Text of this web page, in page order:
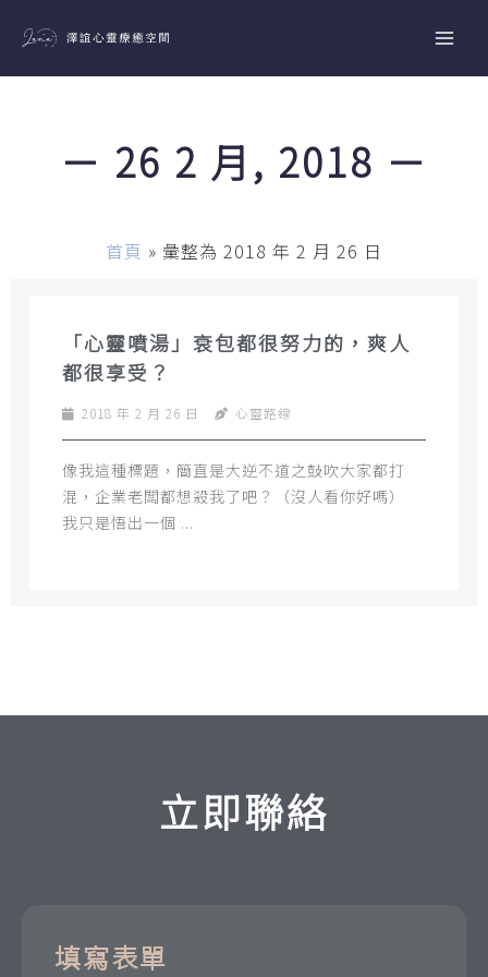
主
－ 26 2 月, 2018 －
首頁 » 彙整為 2018 年 2 月 26 日
「心靈噴湯」衰包都很努力的，爽人
都很享受？
2018 年 2 月 26 日 心靈路線
像我這種標題，簡直是大逆不道之鼓吹大家都打
混，企業老闆都想殺我了吧？（沒人看你好嗎）
我只是悟出一個 ...
立即聯絡
填寫表單